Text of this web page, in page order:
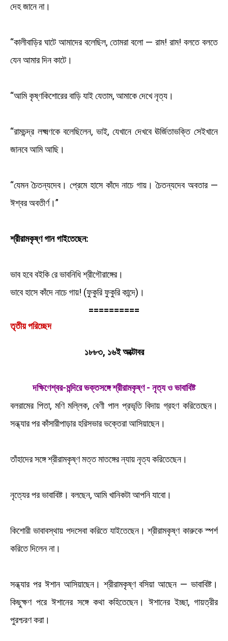
দেহ জানে না।
“কালীবাড়ির ঘাটে আমাদের বলেছিল, তোমরা বলো — রাম! রাম! বলতে বলতে
যেন আমার দিন কাটে।
“আমি কৃষ্ণকিশোরের বাড়ি যাই যেতাম, আমাকে দেখে নৃত্য।
“রামচন্দ্র লক্ষ্মণকে বলেছিলেন, ভাই, যেখানে দেখবে ঊর্জিতাভক্তি সেইখানে
জানবে আমি আছি।
“যেমন চৈতন্যদেব। প্রেমে হাসে কাঁদে নাচে গায়। চৈতন্যদেব অবতার —
ঈশ্বর অবতীর্ণ।”
শ্রীরামকৃষ্ণ গান গাইতেছেন:
ভাব হবে বইকি রে ভাবনিধি শ্রীগৌরাঙ্গের।
ভাবে হাসে কাঁদে নাচে গায়! (ফুকুরি ফুকুরি কান্দে)।
==========
তৃতীয় পরিচ্ছেদ
১৮৮৩, ১৬ই অক্টোবর
দক্ষিণেশ্বর-মন্দিরে ভক্তসঙ্গেশ্রীরামকৃষ্ণ - নৃত্য ও ভাবাবিষ্ট
বলরামের পিতা, মণি মল্লিক, বেণী পাল প্রভৃতি বিদায় গ্রহণ করিতেছেন।
সন্ধ্যার পর কাঁসারীপাড়ার হরিসভার ভক্তেরা আসিয়াছেন।
তাঁহাদের সঙ্গে শ্রীরামকৃষ্ণ মত্ত মাতঙ্গের ন্যায় নৃত্য করিতেছেন।
নৃত্যের পর ভাবাবিষ্ট। বলছেন, আমি খানিকটা আপনি যাবো।
কিশোরী ভাবাবস্থায় পদসেবা করিতে যাইতেছেন। শ্রীরামকৃষ্ণ কারুকে স্পর্শ
করিতে দিলেন না।
সন্ধ্যার পর ঈশান আসিয়াছেন। শ্রীরামকৃষ্ণ বসিয়া আছেন — ভাবাবিষ্ট।
কিছুক্ষণ পরে ঈশানের সঙ্গে কথা কহিতেছেন। ঈশানের ইচ্ছা, গায়ত্রীর
পুরশ্চরণ করা।